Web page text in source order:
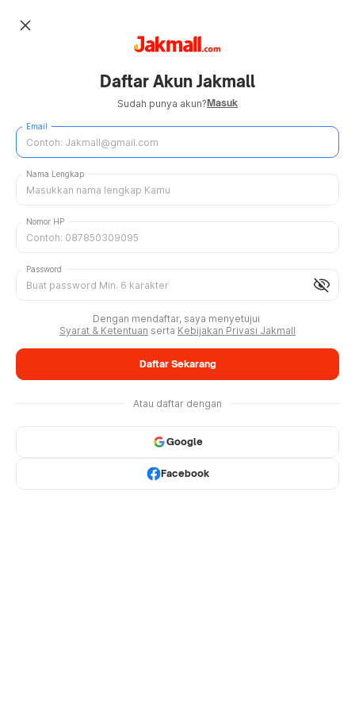
close
Daftar Akun Jakmall
Sudah punya akun?Masuk
Email
Nama Lengkap
Nomor HP
visibility_off
Password
Dengan mendaftar, saya menyetujui
Syarat & Ketentuan serta Kebijakan Privasi Jakmall
Daftar Sekarang
Atau daftar dengan
Google
Facebook